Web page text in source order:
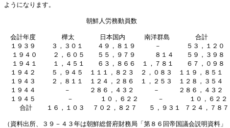
ようになります。
                     朝鮮人労務動員数
会計年度   　  樺太　　　　日本国内　　　南洋群島　　　　合計
１９３９    ３，３０１　  ４９，８１９　　　－　　　　５３，１２０
  １９４０    ２，６０５　　５５，９７９　　　８１４　　５９，３９８
  １９４１    １，４５１　　６３，８６６　１，７８１　　６７，０９８
１９４２    ５，９４５　１１１，８２３　２，０８３　１１９，８５１
１９４３    ２，８１１　１２４，２８６　１，２５３　１２８，３５４
１９４４    　　－　　　２８６，４３２　　　－　　　２８６，４３２
１９４５        －　　　  １０，６２２　　　－　　　　１０，６２２
    合計 　 １６，１０３  ７０２，８２７   ５，９３１ ７２４，７８７
（資料出所、３９－４３年は朝鮮総督府財務局「第８６回帝国議会説明資料」